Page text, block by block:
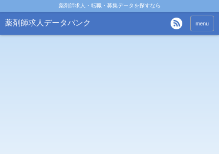
薬剤師求人・転職・募集データを探すなら
薬剤師求人データバンク menu